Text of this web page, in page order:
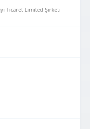
Ticaret Limited Şirketi